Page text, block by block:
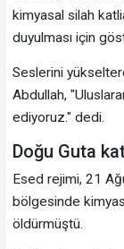
kimyasal silah
duyulması için
Seslerini
Abdullah,
ediyoruz." dedi.
Doğu Guta
Esed rejimi, 21
bölgesinde
öldürmüştü.